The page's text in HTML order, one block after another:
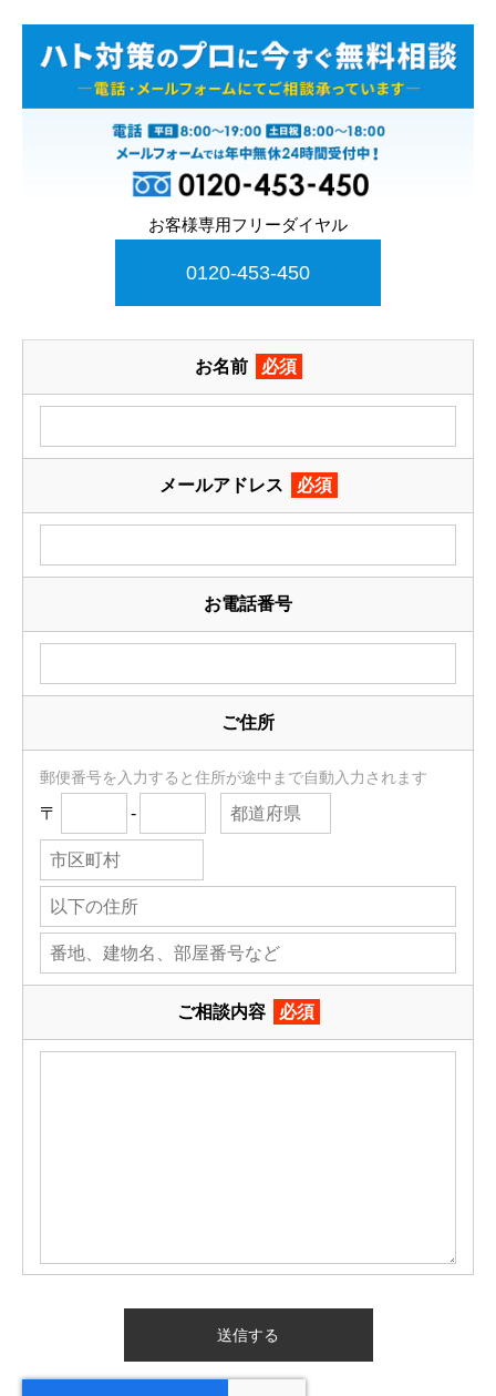
お客様専用フリーダイヤル
0120-453-450
お名前 必須
メールアドレス 必須
お電話番号
ご住所
郵便番号を入力すると住所が途中まで自動入力されます
〒 -
ご相談内容 必須